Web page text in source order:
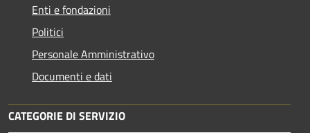
Enti e fondazioni
Politici
Personale Amministrativo
Documenti e dati
CATEGORIE DI SERVIZIO